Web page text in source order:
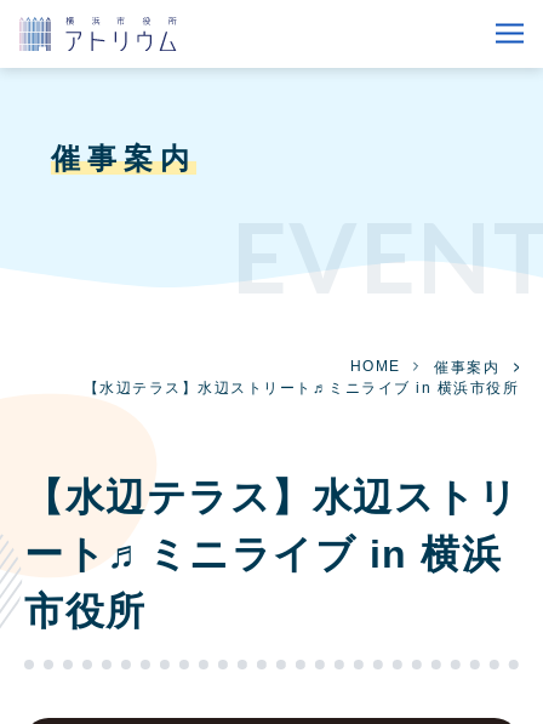
催事案内
HOME
催事案内
【水辺テラス】水辺ストリート♬ミニライブ in 横浜市役所
【水辺テラス】水辺ストリ
ート♬ミニライブ in 横浜
市役所